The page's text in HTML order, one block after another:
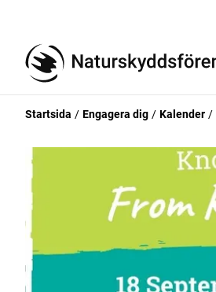
Startsida Engagera dig Kalender